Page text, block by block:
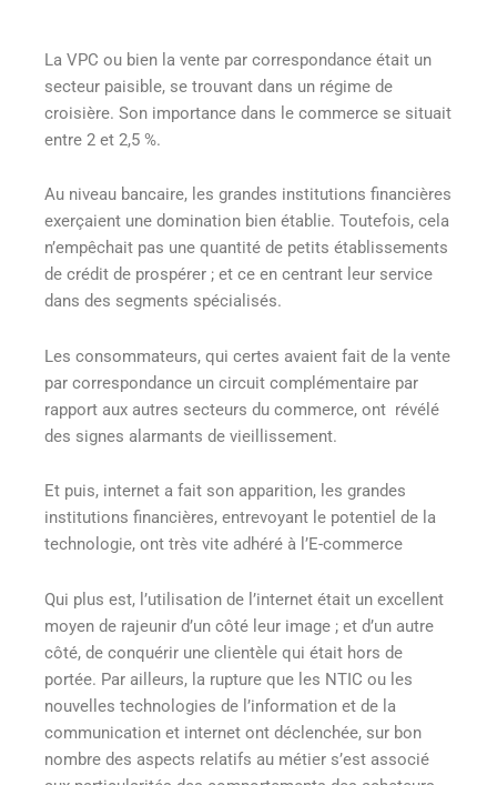
La VPC ou bien la vente par correspondance était un
secteur paisible, se trouvant dans un régime de
croisière. Son importance dans le commerce se situait
entre 2 et 2,5 %.
Au niveau bancaire, les grandes institutions financières
exerçaient une domination bien établie. Toutefois, cela
n’empêchait pas une quantité de petits établissements
de crédit de prospérer ; et ce en centrant leur service
dans des segments spécialisés.
Les consommateurs, qui certes avaient fait de la vente
par correspondance un circuit complémentaire par
rapport aux autres secteurs du commerce, ont révélé
des signes alarmants de vieillissement.
Et puis, internet a fait son apparition, les grandes
institutions financières, entrevoyant le potentiel de la
technologie, ont très vite adhéré à l’E-commerce
Qui plus est, l’utilisation de l’internet était un excellent
moyen de rajeunir d’un côté leur image ; et d’un autre
côté, de conquérir une clientèle qui était hors de
portée. Par ailleurs, la rupture que les NTIC ou les
nouvelles technologies de l’information et de la
communication et internet ont déclenchée, sur bon
nombre des aspects relatifs au métier s’est associé